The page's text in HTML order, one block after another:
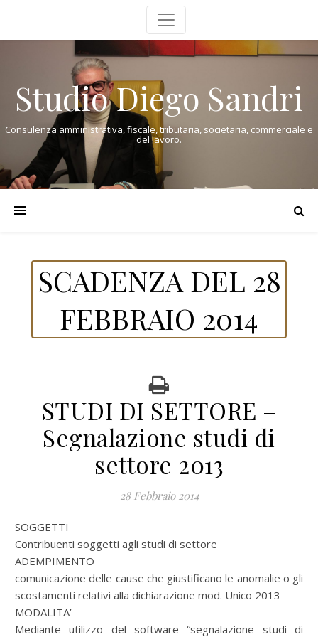
Studio Diego Sandri
Consulenza amministrativa, fiscale, tributaria, societaria, commerciale e
del lavoro.
SCADENZA DEL 28
FEBBRAIO 2014
STUDI DI SETTORE –
Segnalazione studi di
settore 2013
28 Febbraio 2014
SOGGETTI
Contribuenti soggetti agli studi di settore
ADEMPIMENTO
comunicazione delle cause che giustificano le anomalie o gli
scostamenti relativi alla dichiarazione mod. Unico 2013
MODALITA’
Mediante utilizzo del software “segnalazione studi di